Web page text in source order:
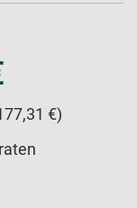
€)